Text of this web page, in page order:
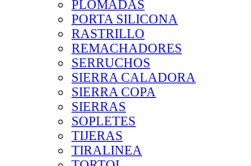
PLOMADAS
PORTA SILICONA
RASTRILLO
REMACHADORES
SERRUCHOS
SIERRA CALADORA
SIERRA COPA
SIERRAS
SOPLETES
TIJERAS
TIRALINEA